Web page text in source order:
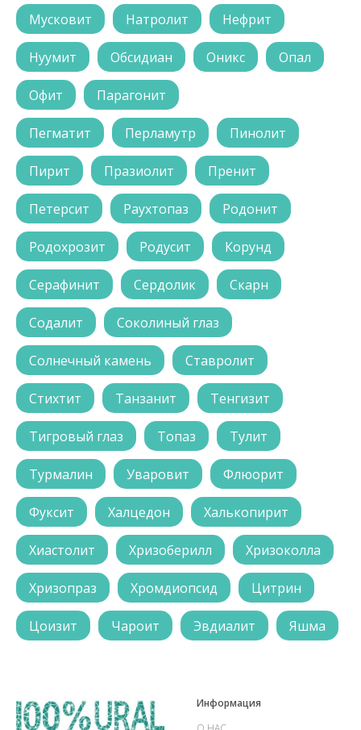
Мусковит Натролит Нефрит
Нуумит Обсидиан Оникс Опал
Офит Парагонит
Пегматит Перламутр Пинолит
Пирит Празиолит Пренит
Петерсит Раухтопаз Родонит
Родохрозит Родусит Корунд
Серафинит Сердолик Скарн
Содалит Соколиный глаз
Солнечный камень Ставролит
Стихтит Танзанит Тенгизит
Тигровый глаз Топаз Тулит
Турмалин Уваровит Флюорит
Фуксит Халцедон Халькопирит
Хиастолит Хризоберилл Хризоколла
Хризопраз Хромдиопсид Цитрин
Цоизит Чароит Эвдиалит Яшма
Информация